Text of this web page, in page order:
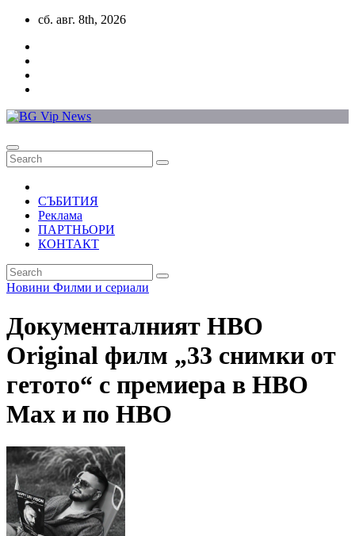
Skip
content
сб. авг. 8th, 2026
СЪБИТИЯ
Реклама
ПАРТНЬОРИ
КОНТАКТ
Новини Филми и сериали
Документалният HBO
Original филм „33 снимки от
гетото“ с премиера в HBO
Max и по HBO